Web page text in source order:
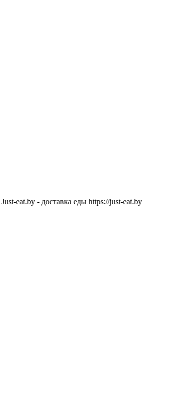
Just-eat.by - доставка еды https://just-eat.by